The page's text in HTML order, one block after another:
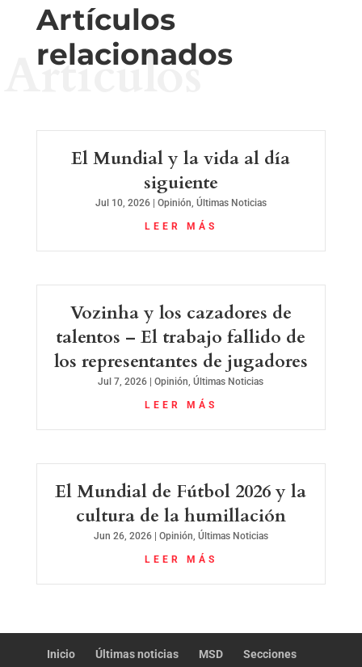
Artículos
relacionados
Artículos
El Mundial y la vida al día
siguiente
Jul 10, 2026| Opinión Últimas Noticias
LEER MÁS
Vozinha y los cazadores de
talentos – El trabajo fallido de
los representantes de jugadores
Jul 7, 2026 |Opinión ,Últimas Noticias
LEER MÁS
El Mundial de Fútbol 2026 y la
cultura de la humillación
Jun 26, 2026| Opinión, Últimas Noticias
LEER MÁS
Inicio Últimas noticias MSD
Secciones